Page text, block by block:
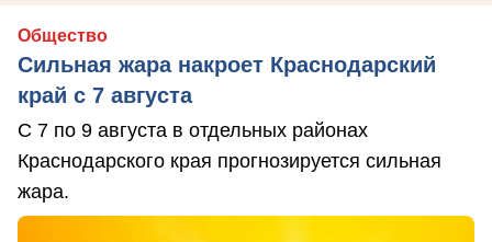
Общество
Сильная жара накроет Краснодарский
край с 7 августа
С 7 по 9 августа в отдельных районах
Краснодарского края прогнозируется сильная
жара.